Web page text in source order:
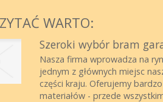
WARTO:
Szeroki wybór bram
Nasza firma wprowadza na
jednym z głównych miejsc
części kraju. Oferujemy
materiałów - przede